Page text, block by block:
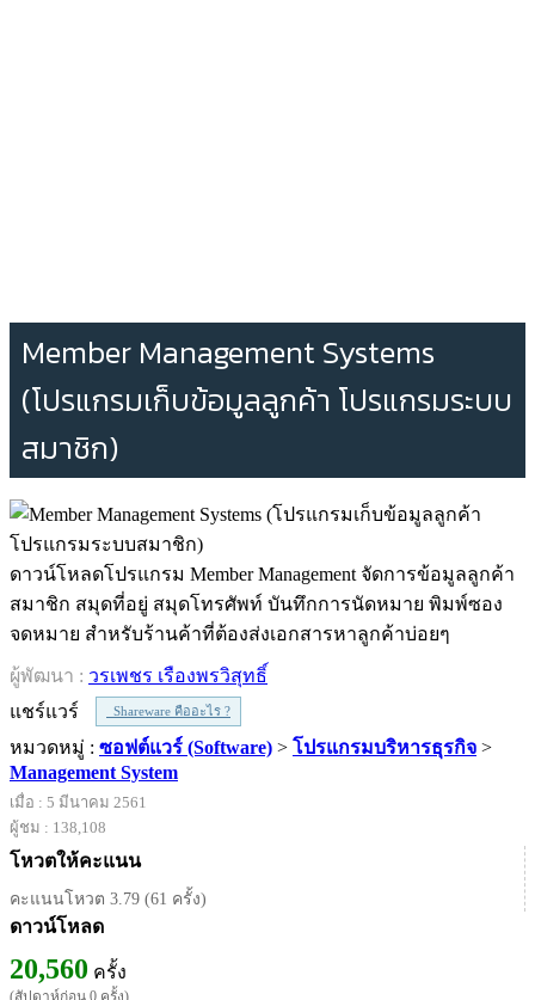
Member Management Systems
(โปรแกรมเก็บข้อมูลลูกค้า โปรแกรมระบบ
สมาชิก)
ดาวน์โหลดโปรแกรม Member Management จัดการข้อมูลลูกค้า
สมาชิก สมุดที่อยู่ สมุดโทรศัพท์ บันทึกการนัดหมาย พิมพ์ซอง
จดหมาย สำหรับร้านค้าที่ต้องส่งเอกสารหาลูกค้าบ่อยๆ
ผู้พัฒนา : วรเพชร เรืองพรวิสุทธิ์
แชร์แวร์
Shareware คืออะไร ?
หมวดหมู่ : ซอฟต์แวร์ (Software) > โปรแกรมบริหารธุรกิจ >
Management System
เมื่อ : 5 มีนาคม 2561
ผู้ชม : 138,108
โหวตให้คะแนน
คะแนนโหวต 3.79 (61 ครั้ง)
ดาวน์โหลด
20,560 ครั้ง